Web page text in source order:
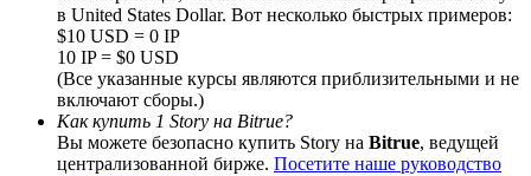
Реферал
Пригласите друга, чтобы получить денежные
вознаграждения
BTC Welcome Rewards
в United States Dollar. Вот несколько быстрых примеров:
$10 USD = 0 IP
10 IP = $0 USD
(Все указанные курсы являются приблизительными и не
включают сборы.)
Как купить 1 Story на Bitrue?
Вы можете безопасно купить Story на Bitrue, ведущей
централизованной бирже. Посетите наше руководство